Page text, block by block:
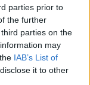
parties prior to
the further
parties on the
may
IAB’s List of
it to other